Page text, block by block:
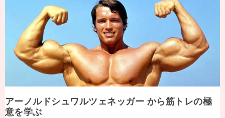
アーノルドシュワルツェネッガー から筋トレの極
意を学ぶ